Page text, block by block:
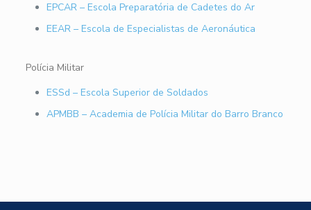
EPCAR – Escola Preparatória de Cadetes do Ar
EEAR – Escola de Especialistas de Aeronáutica
Polícia Militar
ESSd – Escola Superior de Soldados
APMBB – Academia de Polícia Militar do Barro Branco